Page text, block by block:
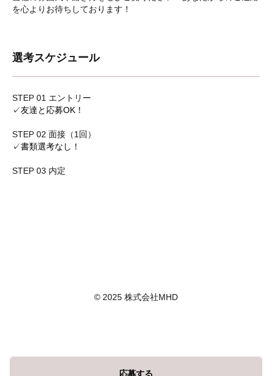
応募する
を心よりお待ちしております！
選考スケジュール
STEP 01 エントリー
✓友達と応募OK！
STEP 02 面接（1回）
✓書類選考なし！
STEP 03 内定
© 2025 株式会社MHD